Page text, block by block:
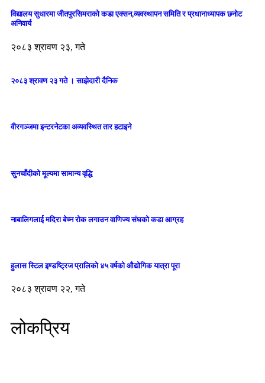
विद्यालय सुधारमा जीतपुरसिमराको कडा एक्सन,व्यवस्थापन समिति र प्रधानाध्यापक छनोट
अनिवार्य
२०८३ श्रावण २३, गते
२०८३ श्रावण २३ गते । साझेदारी दैनिक
वीरगञ्जमा इन्टरनेटका अव्यवस्थित तार हटाइने
सुनचाँदीको मूल्यमा सामान्य वृद्धि
नाबालिगलाई मदिरा बेच्न रोक लगाउन वाणिज्य संघको कडा आग्रह
हुलास स्टिल इण्डष्ट्रिज प्रालिको ४५ वर्षको औद्योगिक यात्रा पूरा
२०८३ श्रावण २२, गते
लोकप्रिय